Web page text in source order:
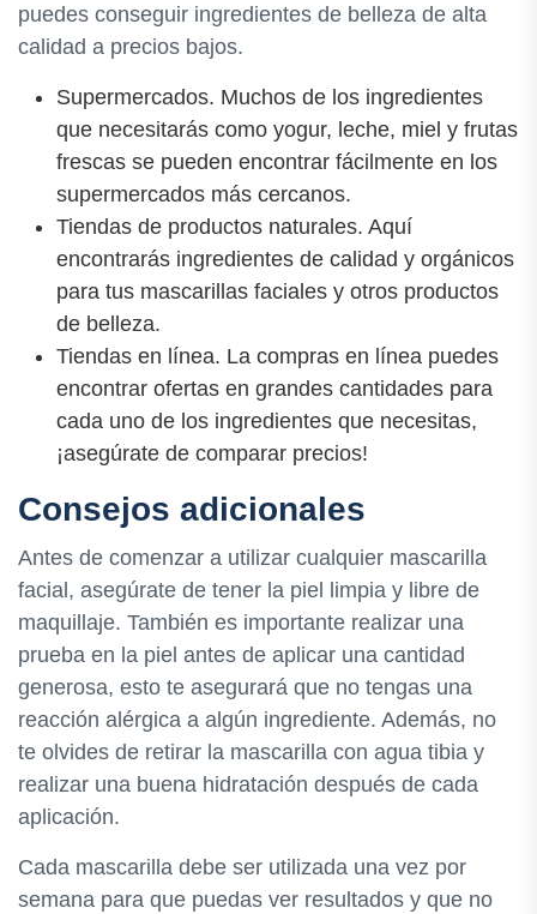
puedes conseguir ingredientes de belleza de alta
calidad a precios bajos.
Supermercados. Muchos de los ingredientes
que necesitarás como yogur, leche, miel y frutas
frescas se pueden encontrar fácilmente en los
supermercados más cercanos.
Tiendas de productos naturales. Aquí
encontrarás ingredientes de calidad y orgánicos
para tus mascarillas faciales y otros productos
de belleza.
Tiendas en línea. La compras en línea puedes
encontrar ofertas en grandes cantidades para
cada uno de los ingredientes que necesitas,
¡asegúrate de comparar precios!
Consejos adicionales
Antes de comenzar a utilizar cualquier mascarilla
facial, asegúrate de tener la piel limpia y libre de
maquillaje. También es importante realizar una
prueba en la piel antes de aplicar una cantidad
generosa, esto te asegurará que no tengas una
reacción alérgica a algún ingrediente. Además, no
te olvides de retirar la mascarilla con agua tibia y
realizar una buena hidratación después de cada
aplicación.
Cada mascarilla debe ser utilizada una vez por
semana para que puedas ver resultados y que no